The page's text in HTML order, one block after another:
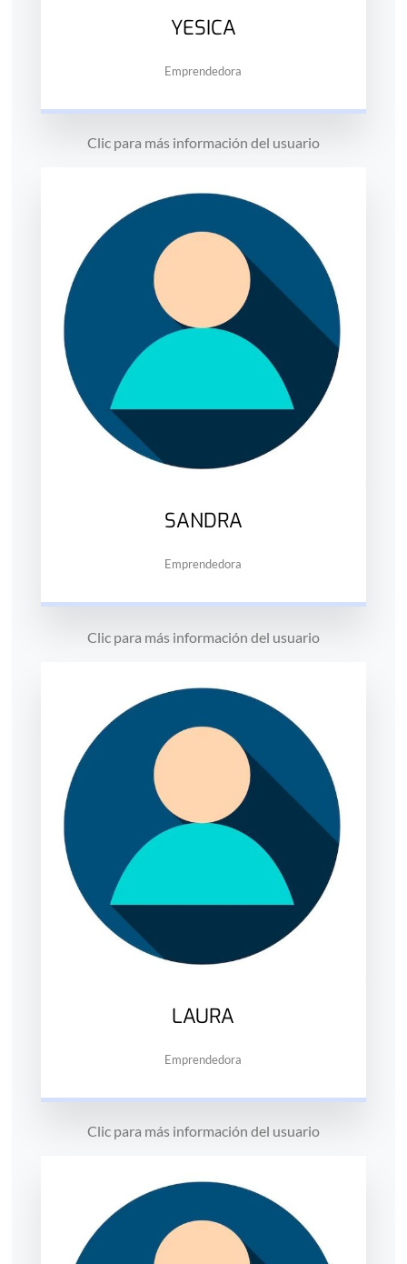
YESICA
Emprendedora
Clic para más información del usuario
SANDRA
Emprendedora
Clic para más información del usuario
LAURA
Emprendedora
Clic para más información del usuario